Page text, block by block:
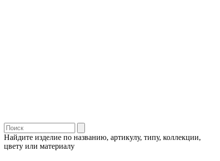
Найдите изделие по названию, артикулу, типу, коллекции,
цвету или материалу